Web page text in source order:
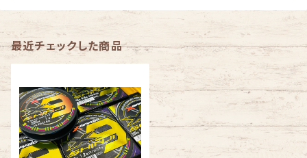
最近チェックした商品